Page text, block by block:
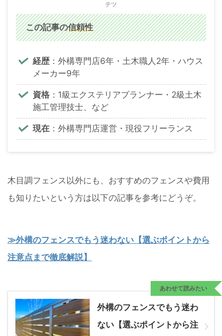
テツ
この記事の信頼性
経歴 ：外構専門店6年・土木職人2年・ハウス
メーカー9年
資格 ：1級エクステリアプランナー・2級土木
施工管理技士、など
現在 ：外構専門店運営・現役フリーランス
木目調フェンス以外にも、おすすめのフェンスや費用
も知りたいという方は以下の記事を参考にどうぞ。
≫外構のフェンスでもう迷わない【選ぶポイントから
注意点まで徹底解説】
外構のフェンスでもう迷わ
ない【選ぶポイントから注
あわせて読みたい